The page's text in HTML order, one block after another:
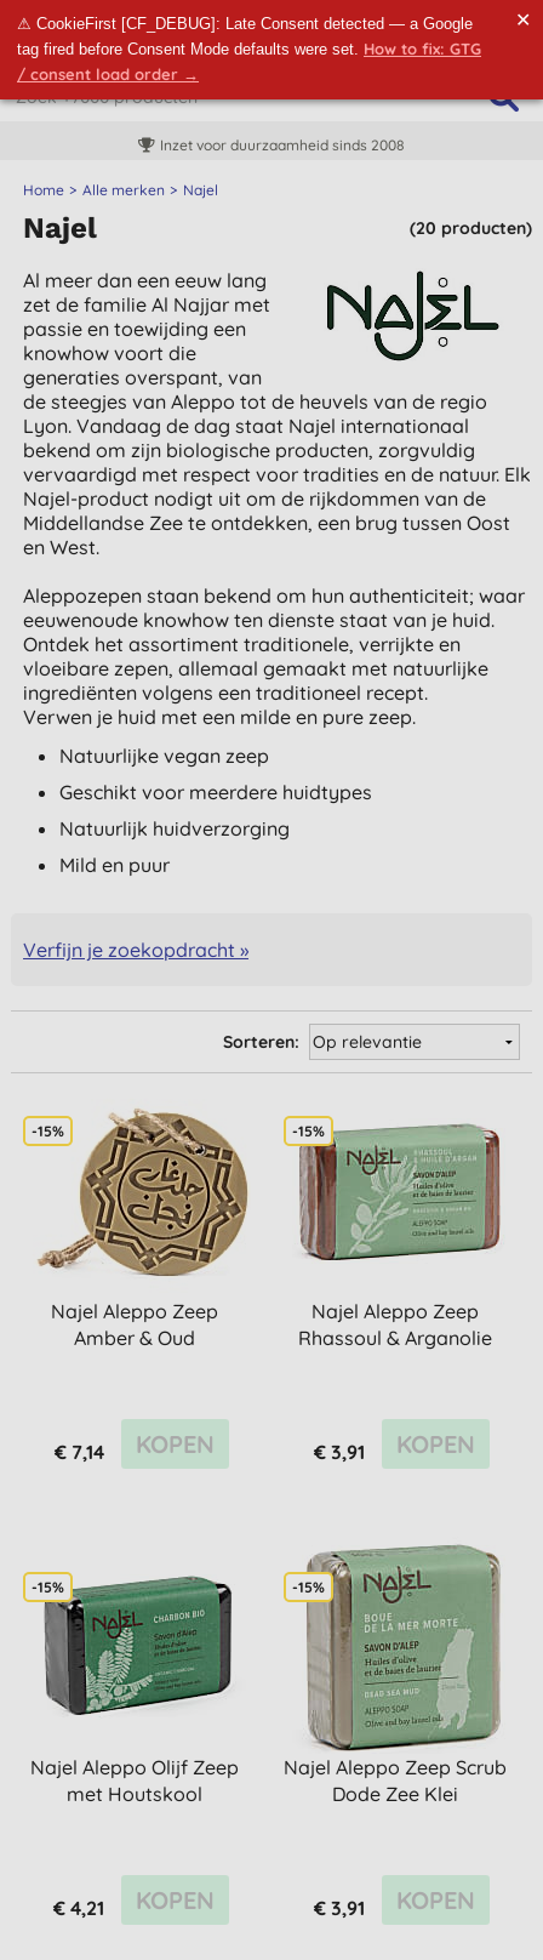
⚠ CookieFirst [CF_DEBUG]: Late Consent detected — a Google
tag fired before Consent Mode defaults were set. How to fix: GTG
/ consent load order →
✕
Inzet voor duurzaamheid sinds 2008
Home Alle merken Najel
(20 producten)
Najel
Al meer dan een eeuw lang
zet de familie Al Najjar met
passie en toewijding een
knowhow voort die
generaties overspant, van
de steegjes van Aleppo tot de heuvels van de regio
Lyon.Vandaag de dag staat Najel internationaal
bekend om zijn biologische producten, zorgvuldig
vervaardigd met respect voor tradities en de natuur. Elk
Najel-product nodigt uit om de rijkdommen van de
Middellandse Zee te ontdekken, een brug tussen Oost
en West.
Aleppozepen staan bekend om hunauthenticiteit;waar
eeuwenoude knowhow ten dienste staat van je huid.
Ontdek het ​​assortiment traditionele, verrijkte en
vloeibare zepen, allemaal gemaakt met natuurlijke
ingrediënten volgens een traditioneel recept.
Verwen je huid met een milde en pure zeep.
Natuurlijke vegan zeep
Geschikt voor meerdere huidtypes
Natuurlijk huidverzorging
Mild en puur
Verfijn je zoekopdracht »
Sorteren:
-15%
Najel Aleppo Zeep
Amber & Oud
€ 7,14 KOPEN
-15%
Najel Aleppo Zeep
Rhassoul & Arganolie
€ 3,91 KOPEN
-15%
Najel Aleppo Olijf Zeep
met Houtskool
€ 4,21 KOPEN
-15%
Najel Aleppo Zeep Scrub
Dode Zee Klei
€ 3,91 KOPEN